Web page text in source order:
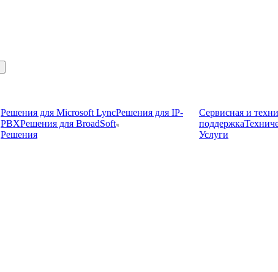
Решения для Microsoft LyncРешения для IP-
PBXРешения для BroadSoft
Решения
Сервисная и
поддержка
Услуги